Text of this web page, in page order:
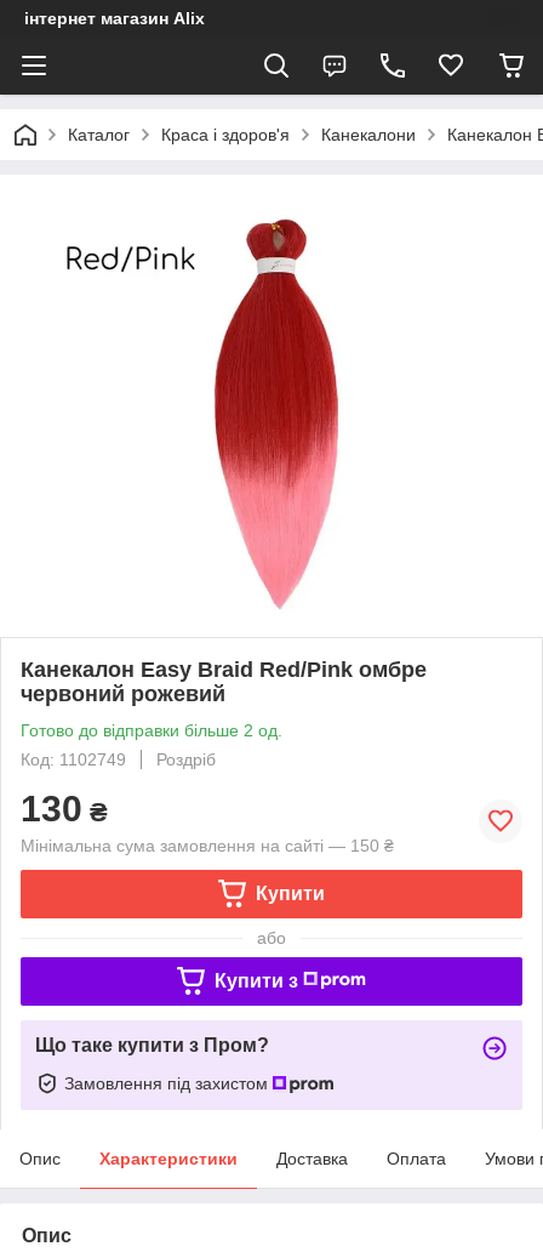
інтернет магазин Alix
Каталог Краса і здоров'я Канекалони Канекалон
Канекалон Easy Braid Red/Pink омбре
червоний рожевий
Готово до відправки більше 2 од.
Код: 1102749
Роздріб
130 ₴
Мінімальна сума замовлення на сайті — 150 ₴
Купити
або
Купити з
Що таке купити з Пром?
Замовлення під захистом
Опис Характеристики Доставка Оплата Умови
Опис